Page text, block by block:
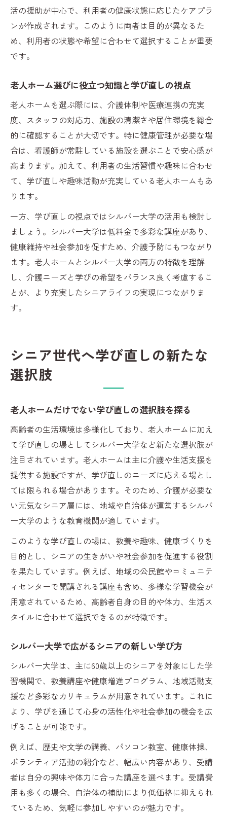
活の援助が中心で、利用者の健康状態に応じたケアプラ
ンが作成されます。このように両者は目的が異なるた
め、利用者の状態や希望に合わせて選択することが重要
です。
老人ホーム選びに役立つ知識と学び直しの視点
老人ホームを選ぶ際には、介護体制や医療連携の充実
度、スタッフの対応力、施設の清潔さや居住環境を総合
的に確認することが大切です。特に健康管理が必要な場
合は、看護師が常駐している施設を選ぶことで安心感が
高まります。加えて、利用者の生活習慣や趣味に合わせ
て、学び直しや趣味活動が充実している老人ホームもあ
ります。
一方、学び直しの視点ではシルバー大学の活用も検討し
ましょう。シルバー大学は低料金で多彩な講座があり、
健康維持や社会参加を促すため、介護予防にもつながり
ます。老人ホームとシルバー大学の両方の特徴を理解
し、介護ニーズと学びの希望をバランス良く考慮するこ
とが、より充実したシニアライフの実現につながりま
す。
シニア世代へ学び直しの新たな
選択肢
老人ホームだけでない学び直しの選択肢を探る
高齢者の生活環境は多様化しており、老人ホームに加え
て学び直しの場としてシルバー大学など新たな選択肢が
注目されています。老人ホームは主に介護や生活支援を
提供する施設ですが、学び直しのニーズに応える場とし
ては限られる場合があります。そのため、介護が必要な
い元気なシニア層には、地域や自治体が運営するシルバ
ー大学のような教育機関が適しています。
このような学び直しの場は、教養や趣味、健康づくりを
目的とし、シニアの生きがいや社会参加を促進する役割
を果たしています。例えば、地域の公民館やコミュニテ
ィセンターで開講される講座も含め、多様な学習機会が
用意されているため、高齢者自身の目的や体力、生活ス
タイルに合わせて選択できるのが特徴です。
シルバー大学で広がるシニアの新しい学び方
シルバー大学は、主に60歳以上のシニアを対象にした学
習機関で、教養講座や健康増進プログラム、地域活動支
援など多彩なカリキュラムが用意されています。これに
より、学びを通じて心身の活性化や社会参加の機会を広
げることが可能です。
例えば、歴史や文学の講義、パソコン教室、健康体操、
ボランティア活動の紹介など、幅広い内容があり、受講
者は自分の興味や体力に合った講座を選べます。受講費
用も多くの場合、自治体の補助により低価格に抑えられ
ているため、気軽に参加しやすいのが魅力です。